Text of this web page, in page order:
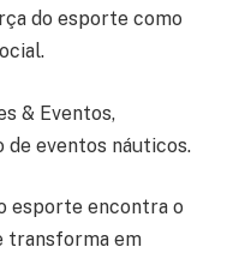
do esporte como
& Eventos,
de eventos náuticos.
esporte encontra o
transforma em